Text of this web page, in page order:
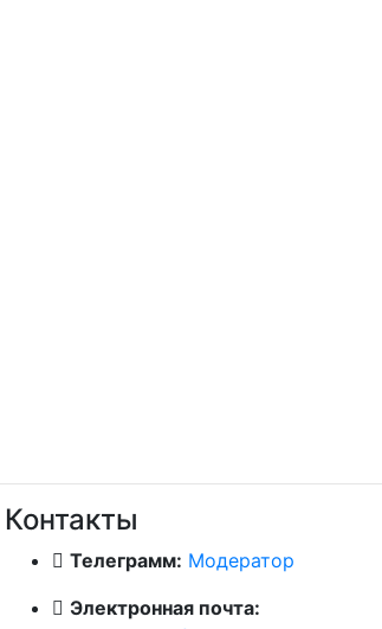
Контакты
Телеграмм: Модератор
Электронная почта: